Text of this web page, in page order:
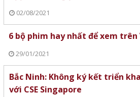
02/08/2021
6 bộ phim hay nhất để xem trên
29/01/2021
Bắc Ninh: Không ký kết triển
với CSE Singapore